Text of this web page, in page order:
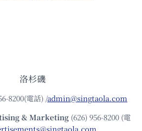
洛杉磯
8200(電話) /admin@singtaola.com
& Marketing (626) 956-8200 (電